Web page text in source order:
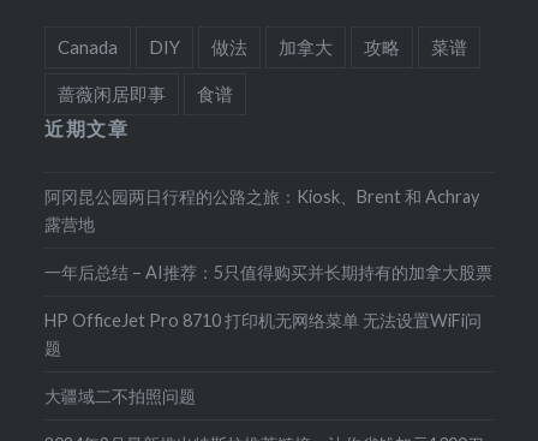
Canada DIY 做法 加拿大 攻略 菜谱
蔷薇闲居即事 食谱
近期文章
阿冈昆公园两日行程的公路之旅：Kiosk、Brent 和 Achray
露营地
一年后总结 – AI推荐：5只值得购买并长期持有的加拿大股票
HP OfficeJet Pro 8710 打印机无网络菜单 无法设置WiFi问
题
大疆域二不拍照问题